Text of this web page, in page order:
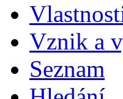
Vznik a
Seznam